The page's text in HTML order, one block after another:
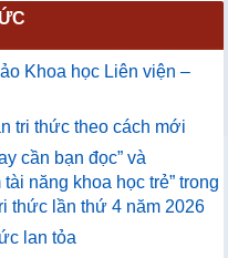
việc hướng dẫn truy cập
ProQuest Ebook
Khoa học Liên viện –
tri thức theo cách mới
cần bạn đọc” và
năng khoa học trẻ” trong
thức lần thứ 4 năm 2026
lan tỏa